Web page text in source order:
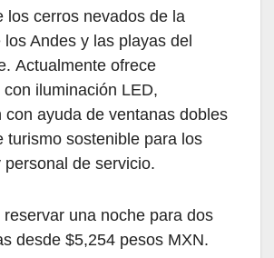
los cerros nevados de la
Andes y las playas del
Actualmente ofrece
con iluminación LED,
con ayuda de ventanas dobles
turismo sostenible para los
personal de servicio.
reservar una noche para dos
desde $5,254 pesos MXN.